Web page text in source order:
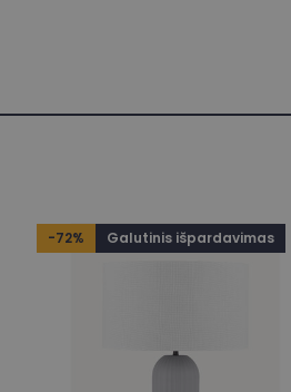
-72% Galutinis išpardavimas